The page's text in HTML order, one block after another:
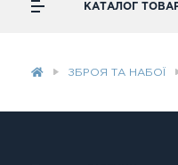
КАТАЛОГ
ЗБРОЯ ТА НАБОЇ